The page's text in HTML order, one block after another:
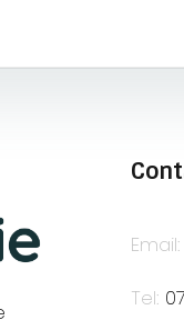
Email:
Tel: